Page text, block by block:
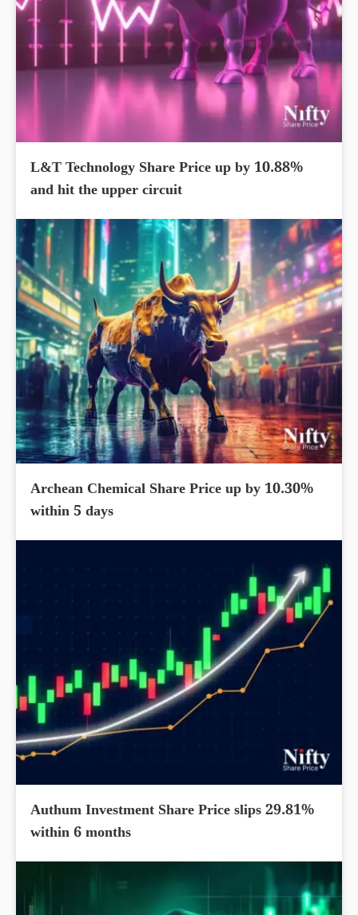
L&T Technology Share Price up by 10.88%
and hit the upper circuit
Archean Chemical Share Price up by 10.30%
within 5 days
Authum Investment Share Price slips 29.81%
within 6 months